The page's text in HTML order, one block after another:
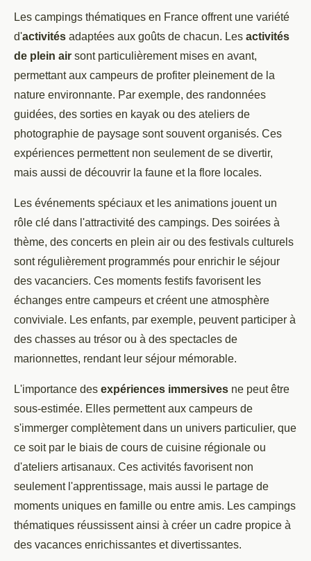
Les campings thématiques en France offrent une variété
d'activités adaptées aux goûts de chacun. Les activités
de plein air sont particulièrement mises en avant,
permettant aux campeurs de profiter pleinement de la
nature environnante. Par exemple, des randonnées
guidées, des sorties en kayak ou des ateliers de
photographie de paysage sont souvent organisés. Ces
expériences permettent non seulement de se divertir,
mais aussi de découvrir la faune et la flore locales.
Les événements spéciaux et les animations jouent un
rôle clé dans l'attractivité des campings. Des soirées à
thème, des concerts en plein air ou des festivals culturels
sont régulièrement programmés pour enrichir le séjour
des vacanciers. Ces moments festifs favorisent les
échanges entre campeurs et créent une atmosphère
conviviale. Les enfants, par exemple, peuvent participer à
des chasses au trésor ou à des spectacles de
marionnettes, rendant leur séjour mémorable.
L'importance des expériences immersives ne peut être
sous-estimée. Elles permettent aux campeurs de
s'immerger complètement dans un univers particulier, que
ce soit par le biais de cours de cuisine régionale ou
d'ateliers artisanaux. Ces activités favorisent non
seulement l'apprentissage, mais aussi le partage de
moments uniques en famille ou entre amis. Les campings
thématiques réussissent ainsi à créer un cadre propice à
des vacances enrichissantes et divertissantes.